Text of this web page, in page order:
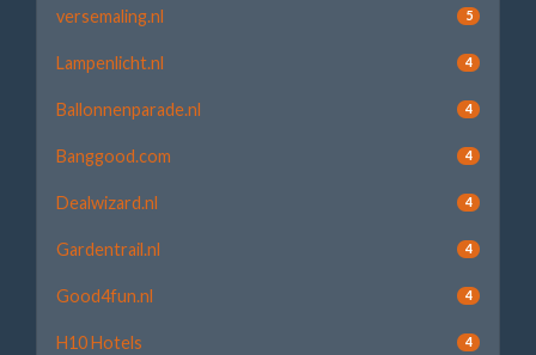
versemaling.nl 5
Lampenlicht.nl 4
Ballonnenparade.nl 4
Banggood.com 4
Dealwizard.nl 4
Gardentrail.nl 4
Good4fun.nl 4
H10 Hotels 4